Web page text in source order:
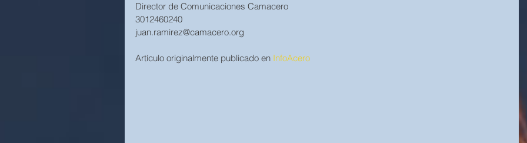
Director de Comunicaciones Camacero
3012460240
juan.ramirez@camacero.org
Artículo originalmente publicado en InfoAcero